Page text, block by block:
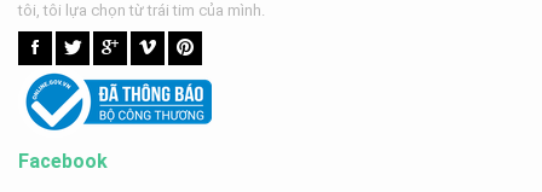
tôi, tôi lựa chọn từ trái tim của mình.
Facebook